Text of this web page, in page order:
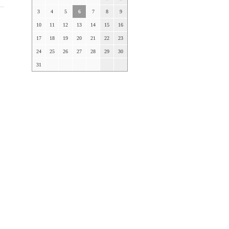
3 4 5 6 7 8 9
10 11 12 13 14 15 16
17 18 19 20 21 22 23
24 25 26 27 28 29 30
31